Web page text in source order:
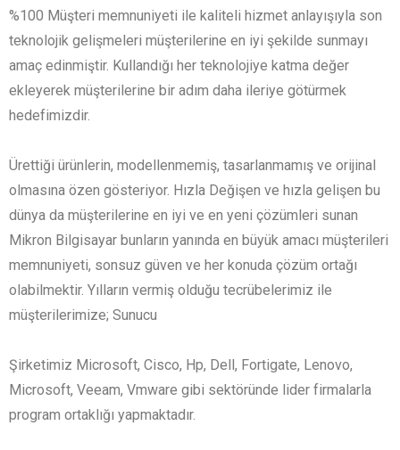
%100 Müşteri memnuniyeti ile kaliteli hizmet anlayışıyla son
teknolojik gelişmeleri müşterilerine en iyi şekilde sunmayı
amaç edinmiştir. Kullandığı her teknolojiye katma değer
ekleyerek müşterilerine bir adım daha ileriye götürmek
hedefimizdir.
Ürettiği ürünlerin, modellenmemiş, tasarlanmamış ve orijinal
olmasına özen gösteriyor. Hızla Değişen ve hızla gelişen bu
dünya da müşterilerine en iyi ve en yeni çözümleri sunan
Mikron Bilgisayar bunların yanında en büyük amacı müşterileri
memnuniyeti, sonsuz güven ve her konuda çözüm ortağı
olabilmektir. Yılların vermiş olduğu tecrübelerimiz ile
müşterilerimize; Sunucu
Şirketimiz Microsoft, Cisco, Hp, Dell, Fortigate, Lenovo,
Microsoft, Veeam, Vmware gibi sektöründe lider firmalarla
program ortaklığı yapmaktadır.